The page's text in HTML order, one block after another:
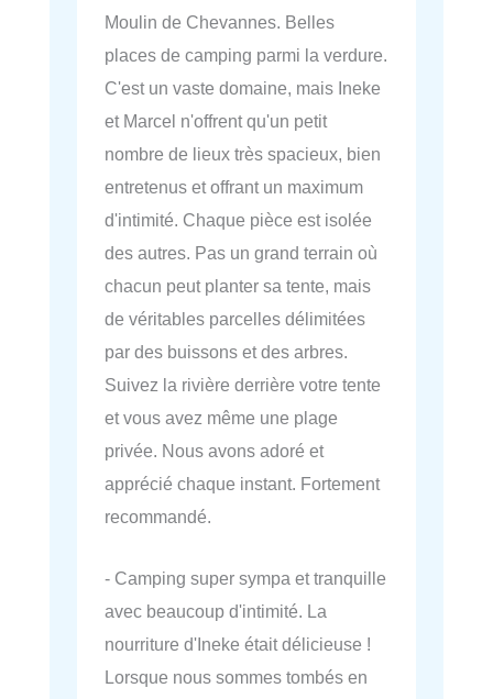
Moulin de Chevannes. Belles
places de camping parmi la verdure.
C'est un vaste domaine, mais Ineke
et Marcel n'offrent qu'un petit
nombre de lieux très spacieux, bien
entretenus et offrant un maximum
d'intimité. Chaque pièce est isolée
des autres. Pas un grand terrain où
chacun peut planter sa tente, mais
de véritables parcelles délimitées
par des buissons et des arbres.
Suivez la rivière derrière votre tente
et vous avez même une plage
privée. Nous avons adoré et
apprécié chaque instant. Fortement
recommandé.
- Camping super sympa et tranquille
avec beaucoup d'intimité. La
nourriture d'Ineke était délicieuse !
Lorsque nous sommes tombés en